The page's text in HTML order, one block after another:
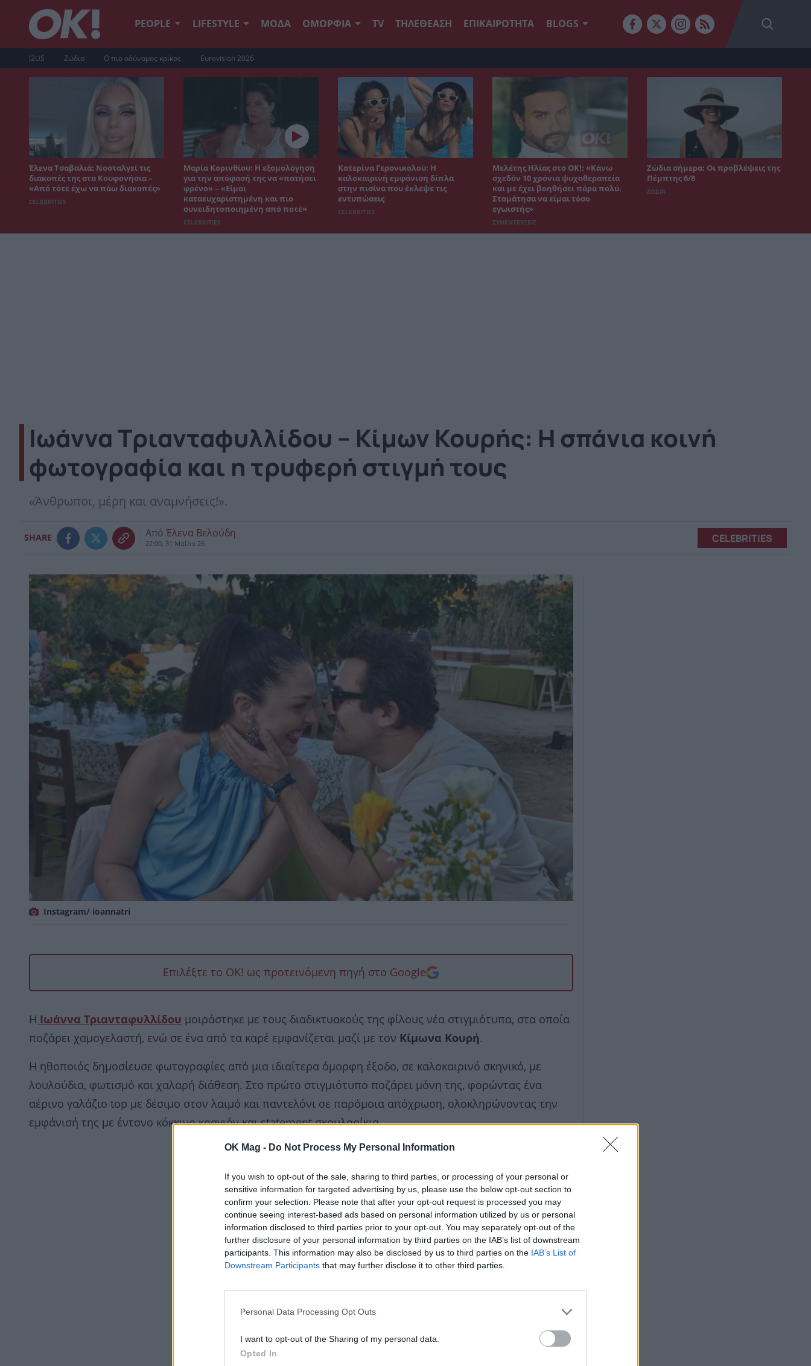
OK Mag - Do Not Process My Personal Information
If you wish to opt-out of the sale, sharing to third parties, or processing of your personal or
sensitive information for targeted advertising by us, please use the below opt-out section to
confirm your selection. Please note that after your opt-out request is processed you may
continue seeing interest-based ads based on personal information utilized by us or personal
information disclosed to third parties prior to your opt-out. You may separately opt-out of the
further disclosure of your personal information by third parties on the IAB’s list of downstream
participants. This information may also be disclosed by us to third parties on the IAB’s List of
Downstream Participants that may further disclose it to other third parties.
Personal Data Processing Opt Outs
I want to opt-out of the Sharing of my personal data.
Opted In
PEOPLE LIFESTYLE ΜΟΔΑ ΟΜΟΡΦΙΑ TV ΤΗΛΕΘΕΑΣΗ ΕΠΙΚΑΙΡΟΤΗΤΑ BLOGS
J2US Ζώδια Ο πιο αδύναμος κρίκος Eurovision 2026
Έλενα Τσαβαλιά: Νοσταλγεί τις
διακοπές της στα Κουφονήσια –
«Από τότε έχω να πάω διακοπές»
CELEBRITIES
Μαρία Κορινθίου: Η εξομολόγηση
για την απόφασή της να «πατήσει
φρένο» – «Είμαι
καταευχαριστημένη και πιο
συνειδητοποιημένη από ποτέ»
CELEBRITIES
Κατερίνα Γερονικολού: Η
καλοκαιρινή εμφάνιση δίπλα
στην πισίνα που έκλεψε τις
εντυπώσεις
CELEBRITIES
Μελέτης Ηλίας στο ΟΚ!: «Κάνω
σχεδόν 10 χρόνια ψυχοθεραπεία
και με έχει βοηθήσει πάρα πολύ.
Σταμάτησα να είμαι τόσο
εγωιστής»
ΣΥΝΕΝΤΕΥΞΕΙΣ
Ζώδια σήμερα: Οι προβλέψεις της
Πέμπτης 6/8
ΖΩΔΙΑ
Ιωάννα Τριανταφυλλίδου – Κίμων Κουρής: Η σπάνια κοινή
φωτογραφία και η τρυφερή στιγμή τους
«Άνθρωποι, μέρη και αναμνήσεις!».
SHARE Από Έλενα Βελούδη
22:00, 31 Μαΐου 26 CELEBRITIES
Instagram/ ioannatri
Επιλέξτε το OK! ως προτεινόμενη πηγή στο Google
Η Ιωάννα Τριανταφυλλίδου μοιράστηκε με τους διαδικτυακούς της φίλους νέα στιγμιότυπα, στα οποία
ποζάρει χαμογελαστή, ενώ σε ένα από τα καρέ εμφανίζεται μαζί με τον Κίμωνα Κουρή.
Η ηθοποιός δημοσίευσε φωτογραφίες από μια ιδιαίτερα όμορφη έξοδο, σε καλοκαιρινό σκηνικό, με
λουλούδια, φωτισμό και χαλαρή διάθεση. Στο πρώτο στιγμιότυπο ποζάρει μόνη της, φορώντας ένα
αέρινο γαλάζιο top με δέσιμο στον λαιμό και παντελόνι σε παρόμοια απόχρωση, ολοκληρώνοντας την
εμφάνισή της με έντονο κόκκινο κραγιόν και statement σκουλαρίκια.